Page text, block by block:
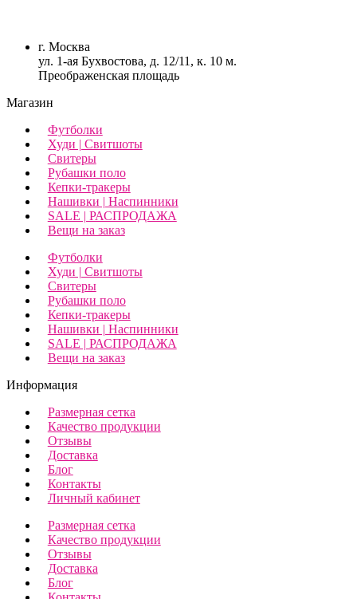
г. Москва
ул. 1-ая Бухвостова, д. 12/11, к. 10 м.
Преображенская площадь
Магазин
Футболки
Худи | Свитшоты
Свитеры
Рубашки поло
Кепки-тракеры
Нашивки | Наспинники
SALE | РАСПРОДАЖА
Вещи на заказ
Футболки
Худи | Свитшоты
Свитеры
Рубашки поло
Кепки-тракеры
Нашивки | Наспинники
SALE | РАСПРОДАЖА
Вещи на заказ
Информация
Размерная сетка
Качество продукции
Отзывы
Доставка
Блог
Контакты
Личный кабинет
Размерная сетка
Качество продукции
Отзывы
Доставка
Блог